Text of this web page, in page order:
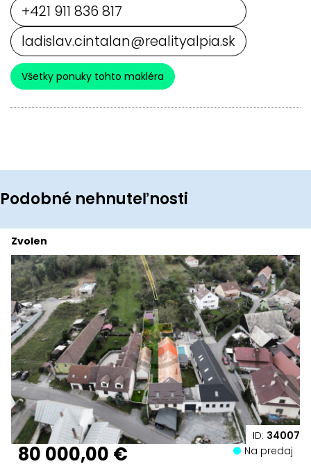
+421 911 836 817
ladislav.cintalan@realityalpia.sk
Všetky ponuky tohto makléra
Podobné nehnuteľnosti
ID: 34007
Zvolen
80 000,00 € Na predaj